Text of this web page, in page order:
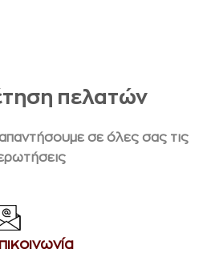
πελατών
σε όλες σας τις